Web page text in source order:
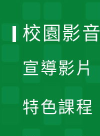
校園影音
宣導影片
特色課程